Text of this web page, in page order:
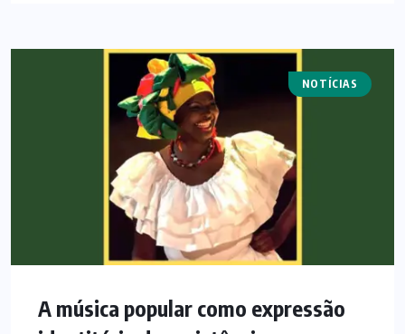
NOTÍCIAS
A música popular como expressão